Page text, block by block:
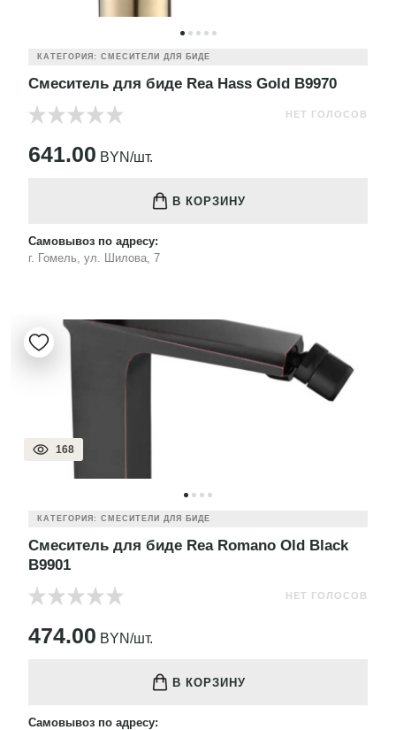
КАТЕГОРИЯ: СМЕСИТЕЛИ ДЛЯ БИДЕ
Смеситель для биде Rea Hass Gold B9970
НЕТ ГОЛОСОВ
641.00 BYN/шт.
В КОРЗИНУ
Самовывоз по адресу:
г. Гомель, ул. Шилова, 7
168
КАТЕГОРИЯ: СМЕСИТЕЛИ ДЛЯ БИДЕ
Смеситель для биде Rea Romano Old Black
B9901
НЕТ ГОЛОСОВ
474.00 BYN/шт.
В КОРЗИНУ
Самовывоз по адресу: